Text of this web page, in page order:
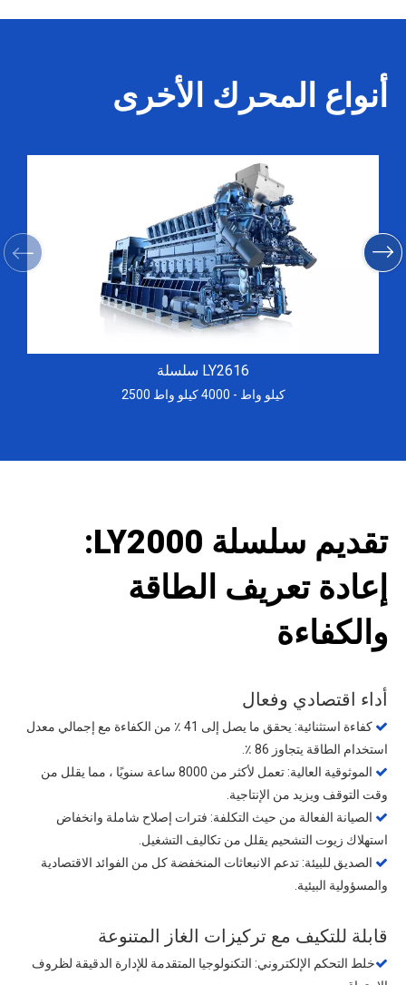
أنواع المحرك الأخرى
سلسلة LY2616
2500 كيلو واط - 4000 كيلو واط
تقديم سلسلة LY2000:
إعادة تعريف الطاقة
والكفاءة
أداء اقتصادي وفعال

كفاءة استثنائية: يحقق ما يصل إلى 41 ٪ من الكفاءة مع إجمالي معدل
استخدام الطاقة يتجاوز 86 ٪.

الموثوقية العالية: تعمل لأكثر من 8000 ساعة سنويًا ، مما يقلل من
وقت التوقف ويزيد من الإنتاجية.
 الصيانة الفعالة من حيث التكلفة: فترات إصلاح شاملة وانخفاض
استهلاك زيوت التشحيم يقلل من تكاليف التشغيل.
 الصديق للبيئة: تدعم الانبعاثات المنخفضة كل من الفوائد الاقتصادية
والمسؤولية البيئية.
قابلة للتكيف مع تركيزات الغاز المتنوعة
خلط التحكم الإلكتروني: التكنولوجيا المتقدمة للإدارة الدقيقة لظروف